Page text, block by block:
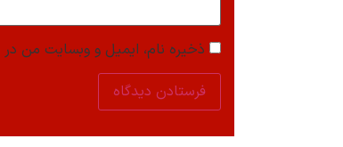
ذخیره نام، ایمیل و وبسایت من در